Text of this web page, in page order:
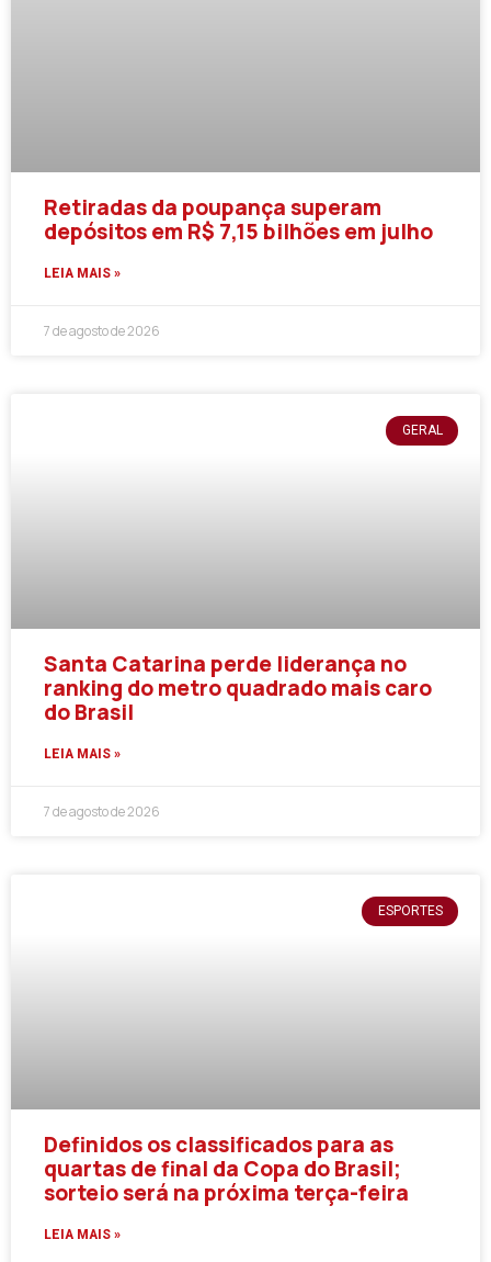
Retiradas da poupança superam
depósitos em R$ 7,15 bilhões em julho
LEIA MAIS »
7 de agosto de 2026
GERAL
Santa Catarina perde liderança no
ranking do metro quadrado mais caro
do Brasil
LEIA MAIS »
7 de agosto de 2026
ESPORTES
Definidos os classificados para as
quartas de final da Copa do Brasil;
sorteio será na próxima terça-feira
LEIA MAIS »